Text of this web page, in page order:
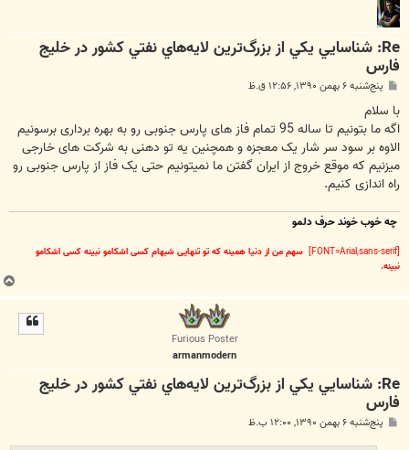
Re: شناسايي يكي از بزرگ‌ترين لايه‌هاي نفتي كشور در خليج
فارس
س
ت
پنج‌شنبه ۶ بهمن ۱۳۹۰, ۱۲:۵۶ ق.ظ
با سلام
اگه ما بتونیم تا ساله 95 تمام فاز های پارس جنوبی رو به بهره برداری برسونیم
الاوه بر سود سر شار یک معجزه و همچنین یه تو دهنی به شرکت های خارجی
میزنیم که موقع خروج از ایران گفتن ما نمیتونیم حتی یک فاز از پارس جنوبی رو
راه اندازی کنیم.
چه خوب خوند حرف دلمو
[FONT=Arial,sans-serif]
سهم من از دنیا همینه که تو تنهایی شبهام کسی اشکامو نبینه کسی اشکامو
نبینه.
Furious Poster
armanmodern
Re: شناسايي يكي از بزرگ‌ترين لايه‌هاي نفتي كشور در خليج
فارس
س
پنج‌شنبه ۶ بهمن ۱۳۹۰, ۱۲:۰۰ ب.ظ